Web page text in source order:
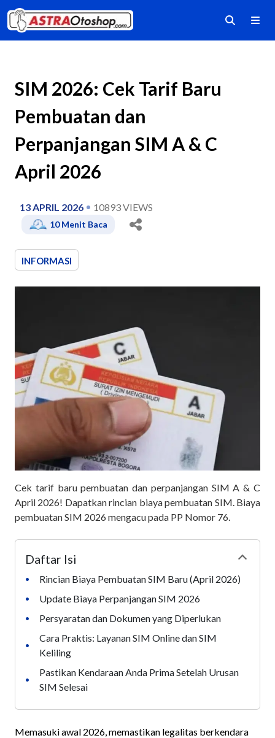
SIM 2026: Cek Tarif Baru
Pembuatan dan
Perpanjangan SIM A & C
April 2026
13 APRIL 2026 10893VIEWS
10Menit Baca
INFORMASI
Cek tarif baru pembuatan dan perpanjangan SIM A & C
April 2026! Dapatkan rincian biaya pembuatan SIM. Biaya
pembuatan SIM 2026 mengacu pada PP Nomor 76.
Daftar Isi
•
Rincian Biaya Pembuatan SIM Baru (April 2026)
• Update Biaya Perpanjangan SIM 2026
• Persyaratan dan Dokumen yang Diperlukan
•
Cara Praktis: Layanan SIM Online dan SIM
Keliling
•
Pastikan Kendaraan Anda Prima Setelah Urusan
SIM Selesai
Memasuki awal 2026, memastikan legalitas berkendara